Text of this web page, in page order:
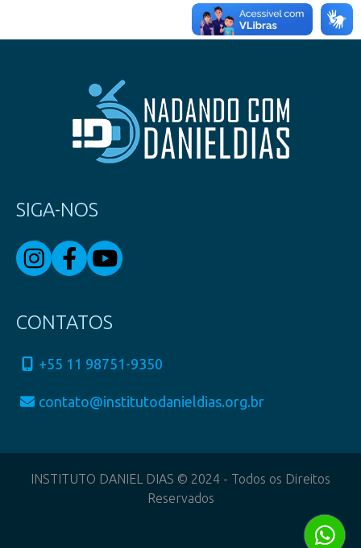
SIGA-NOS
CONTATOS
+55 11 98751-9350
contato@institutodanieldias.org.br
INSTITUTO DANIEL DIAS © 2024 - Todos os Direitos
Reservados